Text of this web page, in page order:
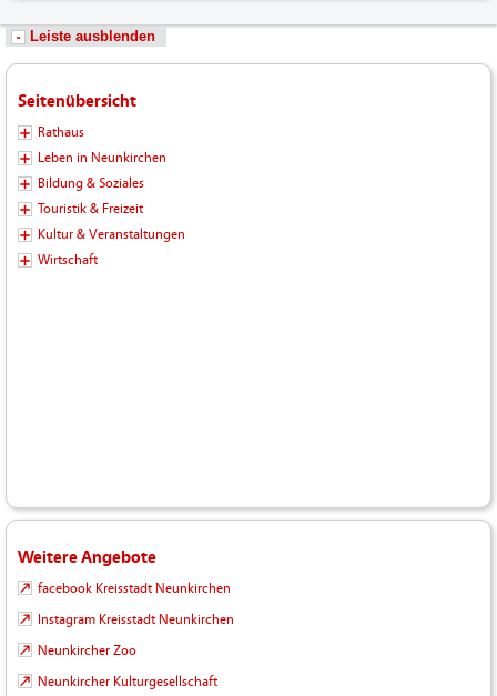
Leiste ausblenden
Seitenübersicht
Rathaus
Leben in Neunkirchen
Bildung & Soziales
Touristik & Freizeit
Kultur & Veranstaltungen
Wirtschaft
Weitere Angebote
facebook Kreisstadt Neunkirchen
Instagram Kreisstadt Neunkirchen
Neunkircher Zoo
Neunkircher Kulturgesellschaft